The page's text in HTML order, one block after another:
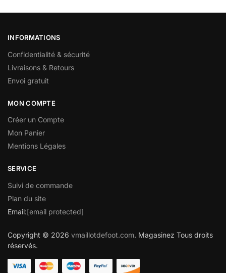
INFORMATIONS
Confidentialité & sécurité
Livraisons & Retours
Envoi gratuit
MON COMPTE
Créer un Compte
Mon Panier
Mentions Légales
SERVICE
Suivi de commande
Plan du site
Email:[email protected]
Copyright © 2026 vmaillotdefoot.com. Magasinez Tous droits
réservés.